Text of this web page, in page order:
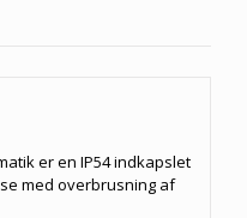
er en IP54 indkapslet
med overbrusning af